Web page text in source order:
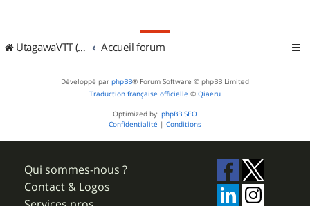
UtagawaVTT (Randos VTT et VTTAE avec traces GPS) Accueil forum
Développé par phpBB® Forum Software © phpBB Limited
Traduction française officielle © Qiaeru
Optimized by: phpBB SEO
Confidentialité | Conditions
Qui sommes-nous ?
Contact & Logos